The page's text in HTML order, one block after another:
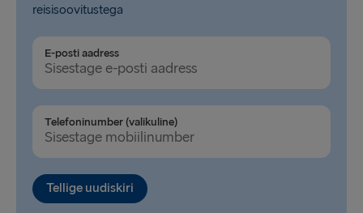
Gothenburg → Frederikshavn
Halmstad → Grenaa
Karlskrona → Gdynia
Dublin → Holyhead
Belfast → Liverpool
Belfast → Cairnryan
Hook of Holland → Harwich
reisisoovitustega
E-posti aadress
Telefoninumber (valikuline)
Tellige uudiskiri